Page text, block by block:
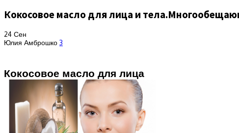
Кокосовое масло для лица и
24 Сен
Юлия Амброшко 3
Кокосовое масло для лица